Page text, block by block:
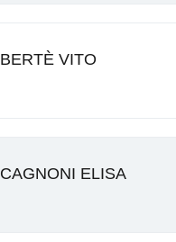
BERTÈ VITO
CAGNONI ELISA